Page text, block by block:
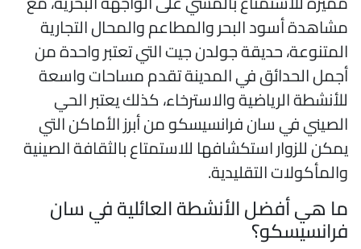
أسود البحر والمطاعم والمحال التجارية
حديقة جولدن جيت التي تعتبر واحدة من
الحدائق في المدينة تقدم مساحات واسعة
الرياضية والاسترخاء، كذلك يعتبر الحي
في سان فرانسيسكو من أبرز الأماكن التي
للزوار استكشافها للاستمتاع بالثقافة الصينية
التقليدية.
هي أفضل الأنشطة العائلية في سان